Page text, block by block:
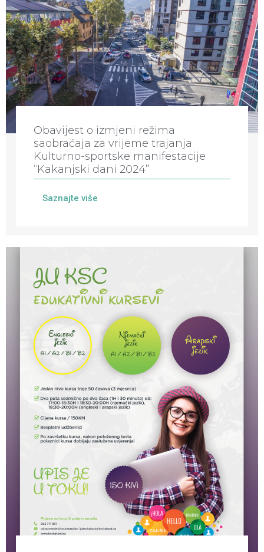
Obavijest o izmjeni režima
saobraćaja za vrijeme trajanja
Kulturno-sportske manifestacije
“Kakanjski dani 2024”
Saznajte više